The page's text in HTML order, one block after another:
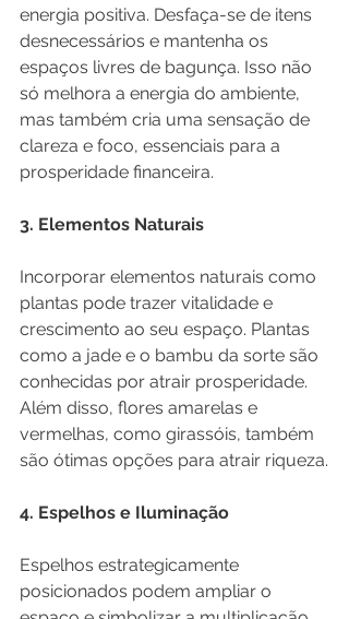
energia positiva. Desfaça-se de itens
desnecessários e mantenha os
espaços livres de bagunça. Isso não
só melhora a energia do ambiente,
mas também cria uma sensação de
clareza e foco, essenciais para a
prosperidade financeira.
3. Elementos Naturais
Incorporar elementos naturais como
plantas pode trazer vitalidade e
crescimento ao seu espaço. Plantas
como a jade e o bambu da sorte são
conhecidas por atrair prosperidade.
Além disso, flores amarelas e
vermelhas, como girassóis, também
são ótimas opções para atrair riqueza.
4. Espelhos e Iluminação
Espelhos estrategicamente
posicionados podem ampliar o